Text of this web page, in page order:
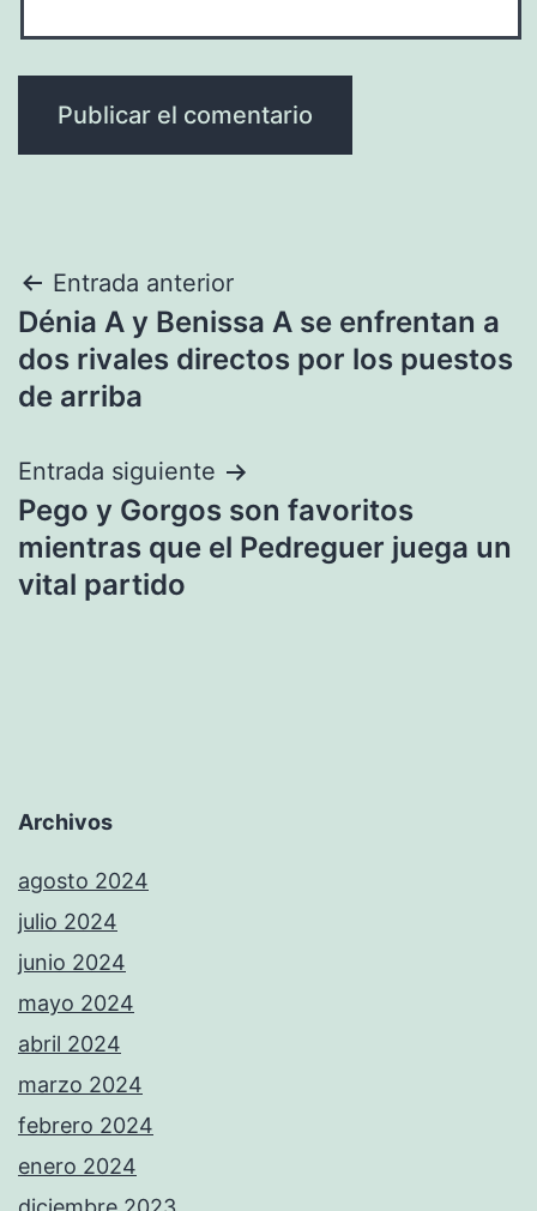
Navegación
de
entradas
Entrada anterior
Dénia A y Benissa A se enfrentan a
dos rivales directos por los puestos
de arriba
Entrada siguiente
Pego y Gorgos son favoritos
mientras que el Pedreguer juega un
vital partido
Archivos
agosto 2024
julio 2024
junio 2024
mayo 2024
abril 2024
marzo 2024
febrero 2024
enero 2024